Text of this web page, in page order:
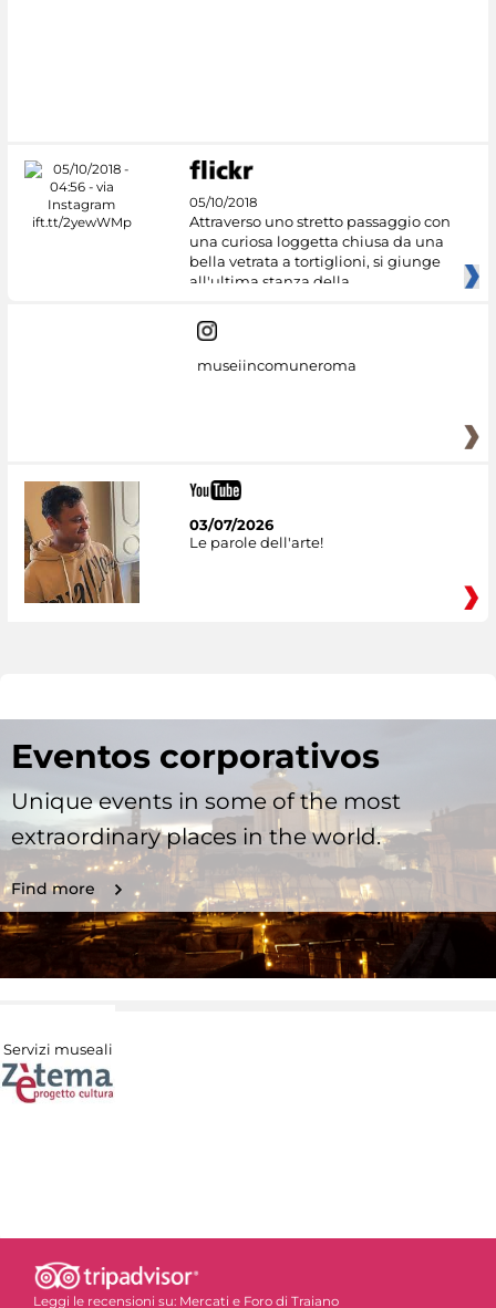
05/10/2018
Attraverso uno stretto passaggio con
una curiosa loggetta chiusa da una
bella vetrata a tortiglioni, si giunge
all'ultima stanza della
museiincomuneroma
03/07/2026
Le parole dell'arte!
Eventos corporativos
Unique events in some of the most
extraordinary places in the world.
Find more
Servizi museali
Leggi le recensioni su: Mercati e Foro di Traiano